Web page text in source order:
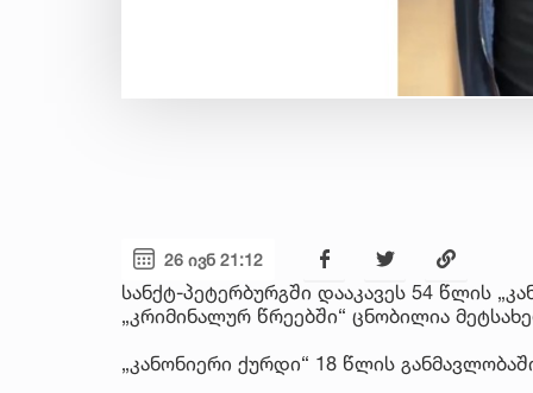
26 ივნ 21:12
სანქტ-პეტერბურგში დააკავეს 54 წლის
„კრიმინალურ წრეებში“ ცნობილია
„კანონიერი ქურდი“ 18 წლის